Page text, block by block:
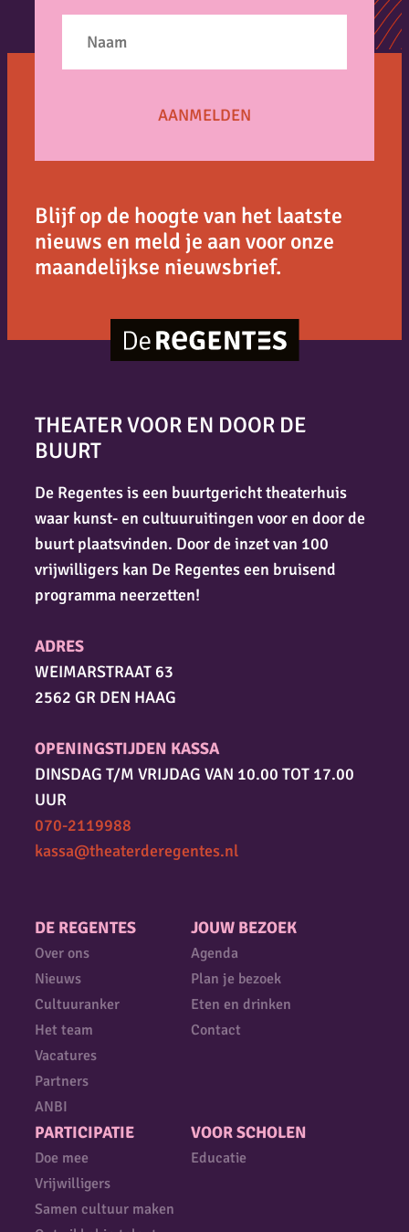
Blijf op de hoogte van het laatste
nieuws en meld je aan voor onze
maandelijkse nieuwsbrief.
DE REGENTES
Over ons
Nieuws
Cultuuranker
Het team
Vacatures
Partners
ANBI
JOUW BEZOEK
Agenda
Plan je bezoek
Eten en drinken
Contact
PARTICIPATIE
Doe mee
Vrijwilligers
Samen cultuur maken
VOOR SCHOLEN
Educatie
THEATER VOOR EN DOOR DE
BUURT
De Regentes is een buurtgericht theaterhuis
waar kunst- en cultuuruitingen voor en door de
buurt plaatsvinden. Door de inzet van 100
vrijwilligers kan De Regentes een bruisend
programma neerzetten!
ADRES
WEIMARSTRAAT 63
2562 GR DEN HAAG
OPENINGSTIJDEN KASSA
DINSDAG T/M VRIJDAG VAN 10.00 TOT 17.00
UUR
070-2119988
kassa@theaterderegentes.nl